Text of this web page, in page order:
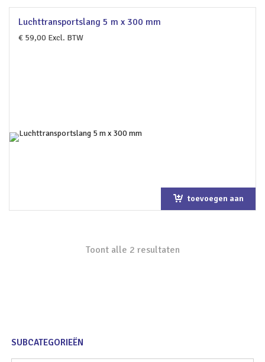
winkelwagen
Luchttransportslang 5 m x 300 mm
€ 59,00 Excl. BTW
toevoegen aan
Toont alle 2 resultaten
SUBCATEGORIEËN